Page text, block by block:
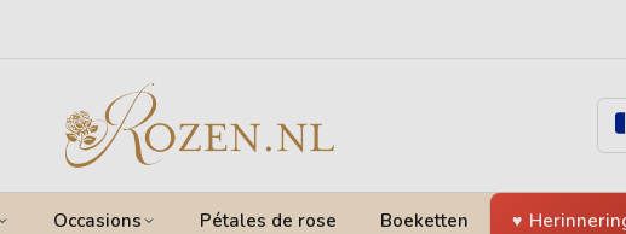
Occasions Pétales de rose Boeketten